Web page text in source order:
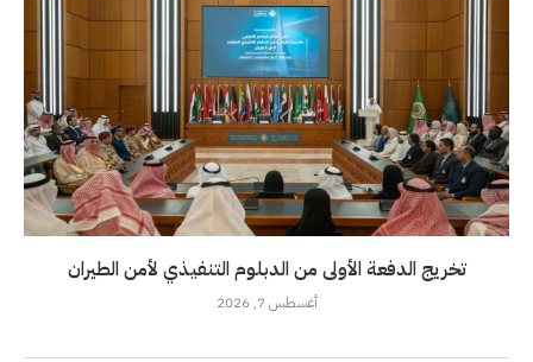
تخريج الدفعة الأولى من الدبلوم التنفيذي لأمن الطيران
أغسطس 7, 2026